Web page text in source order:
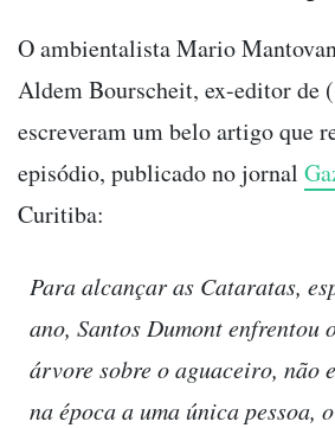
O ambientalista Mario
Aldem Bourscheit, ex-editor de
escreveram um belo artigo que
episódio, publicado no jornal
Curitiba:
Para alcançar as Cataratas,
ano, Santos Dumont enfrentou
árvore sobre o aguaceiro, não
na época a uma única pessoa,